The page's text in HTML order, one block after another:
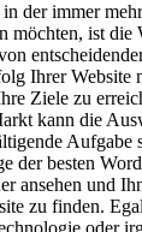
der immer
möchten, ist die
Ihrer‍ Website
Ziele zu‌
kann die
Aufgabe​
​der besten
ansehen und
zu finden.